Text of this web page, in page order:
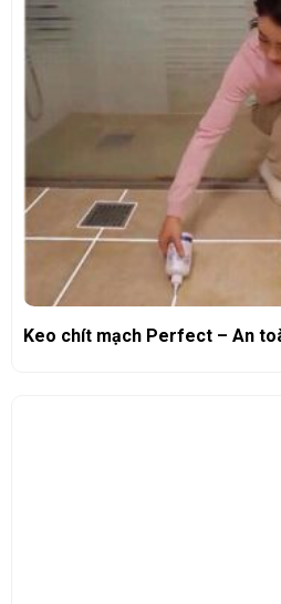
Keo chít mạch Perfect – An